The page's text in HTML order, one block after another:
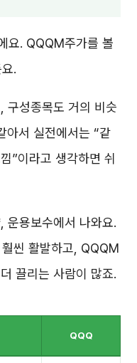
요. QQQM주가를 볼
.
구성종목도 거의 비슷
아서 실전에서는 “같
”이라고 생각하면 쉬
운용보수에서 나와요.
씬 활발하고, QQQM
끌리는 사람이 많죠.
QQQ